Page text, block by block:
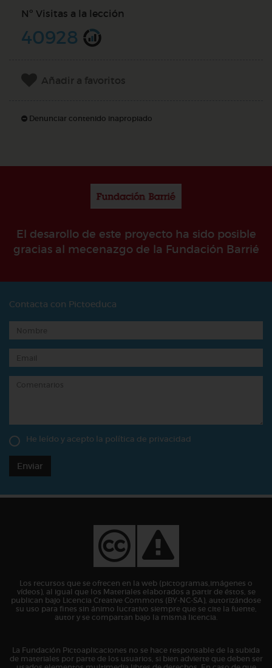
Nº Visitas a la lección
40928
Añadir a favoritos
Denunciar contenido inapropiado
El desarollo de este proyecto ha sido posible
gracias al mecenazgo de la Fundación Barrié
Contacta con Pictoeduca
He leído y acepto la política de privacidad
Enviar
Los recursos que se ofrecen en la web (pictogramas,imágenes o
vídeos), al igual que los Materiales elaborados a partir de éstos, se
publican bajo Licencia Creative Commons (BY-NC-SA), autorizándose
su uso para fines sin ánimo lucrativo siempre que se cite la fuente,
autor y se compartan bajo la misma licencia.
La Fundación Pictoaplicaciones no se hace responsable de la subida
de materiales por parte de los usuarios, si bien advierte que deben ser